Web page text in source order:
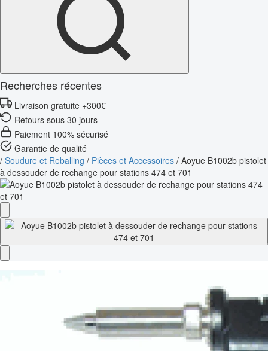
Recherches récentes
Livraison gratuite +300€
Retours sous 30 jours
Paiement 100% sécurisé
Garantie de qualité
/ Soudure et Reballing / Pièces et Accessoires / Aoyue B1002b pistolet
à dessouder de rechange pour stations 474 et 701